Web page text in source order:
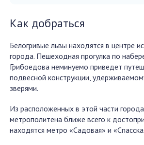
Как добраться
Белогривые львы находятся в центре
города. Пешеходная прогулка по
Грибоедова неминуемо приведет
подвесной конструкции,
зверями.
Из расположенных в этой части
метрополитена ближе всего к
находятся метро «Садовая» и